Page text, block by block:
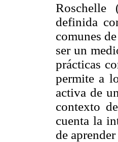
definida
comunes
ser un
prácticas
permite a
activa de
contexto
cuenta la
de